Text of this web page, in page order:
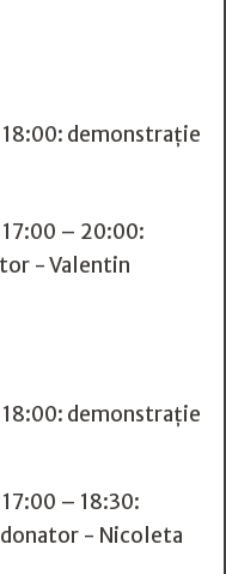
demonstrație
– 20:00:
- Valentin
demonstrație
– 18:30:
- Nicoleta